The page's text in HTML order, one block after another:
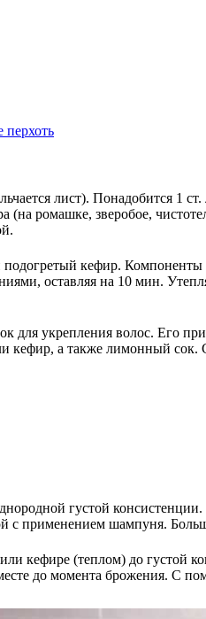
перхоть
лист). Понадобится 1
(на ромашке, зверобое,
подогретый кефир.
оставляя на 10 мин.
укрепления волос. Его
кефир, а также лимонный
густой
с применением шампуня.
кефире (теплом) до густой
до момента брожения. С